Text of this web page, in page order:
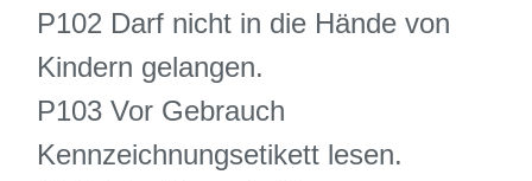
P102 Darf nicht in die Hände von
Kindern gelangen.
P103 Vor Gebrauch
Kennzeichnungsetikett lesen.